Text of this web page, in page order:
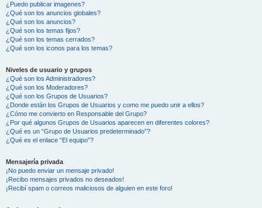
¿Puedo publicar imagenes?
¿Qué son los anuncios globales?
¿Qué son los anuncios?
¿Qué son los temas fijos?
¿Qué son los temas cerrados?
¿Qué son los iconos para los temas?
Niveles de usuario y grupos
¿Qué son los Administradores?
¿Qué son los Moderadores?
¿Qué son los Grupos de Usuarios?
¿Donde están los Grupos de Usuarios y como me puedo unir a ellos?
¿Cómo me convierto en Responsable del Grupo?
¿Por qué algunos Grupos de Usuarios aparecen en diferentes colores?
¿Qué es un “Grupo de Usuarios predeterminado”?
¿Qué es el enlace “El equipo”?
Mensajería privada
¡No puedo enviar un mensaje privado!
¡Recibo mensajes privados no deseados!
¡Recibí spam o correos maliciosos de alguien en este foro!